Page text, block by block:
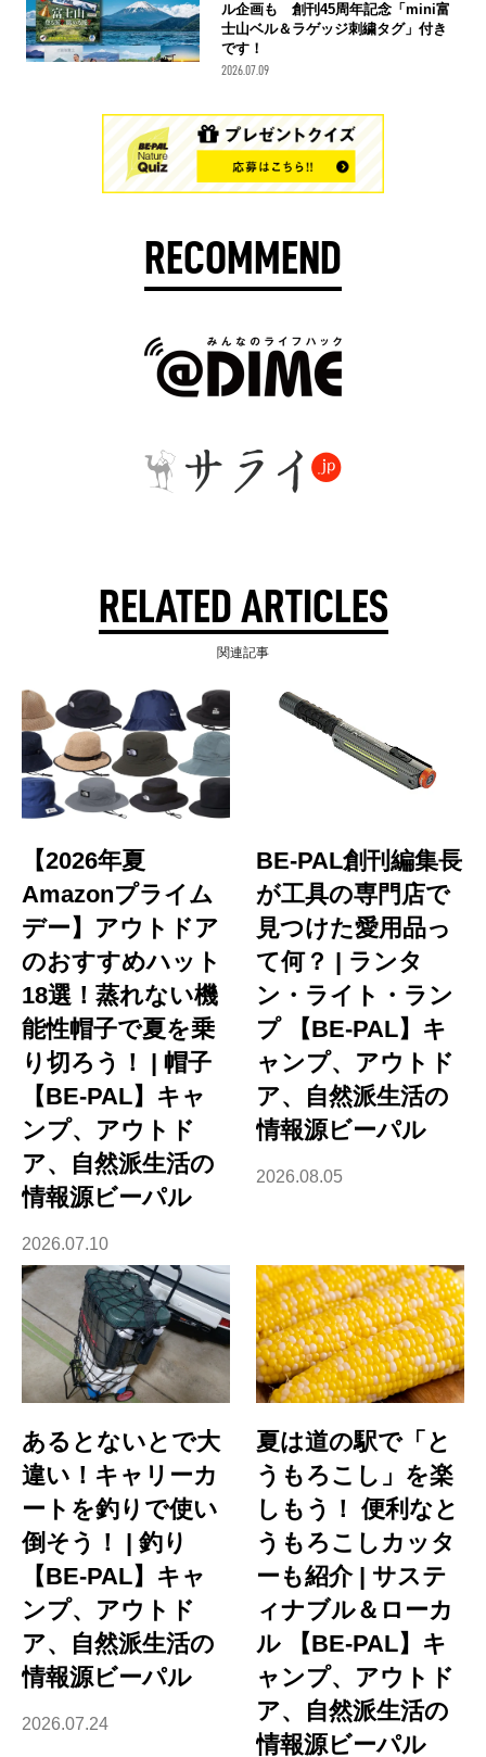
ル企画も 創刊45周年記念「mini富
士山ベル＆ラゲッジ刺繍タグ」付き
です！
2026.07.09
RECOMMEND
RELATED ARTICLES
関連記事
【2026年夏
Amazonプライム
デー】アウトドア
のおすすめハット
18選！蒸れない機
能性帽子で夏を乗
り切ろう！ | 帽子
【BE-PAL】キャ
ンプ、アウトド
ア、自然派生活の
情報源ビーパル
2026.07.10
BE-PAL創刊編集長
が工具の専門店で
見つけた愛用品っ
て何？ | ランタ
ン・ライト・ラン
プ 【BE-PAL】キ
ャンプ、アウトド
ア、自然派生活の
情報源ビーパル
2026.08.05
あるとないとで大
違い！キャリーカ
ートを釣りで使い
倒そう！ | 釣り
【BE-PAL】キャ
ンプ、アウトド
ア、自然派生活の
情報源ビーパル
2026.07.24
夏は道の駅で「と
うもろこし」を楽
しもう！ 便利なと
うもろこしカッタ
ーも紹介 | サステ
ィナブル＆ローカ
ル 【BE-PAL】キ
ャンプ、アウトド
ア、自然派生活の
情報源ビーパル